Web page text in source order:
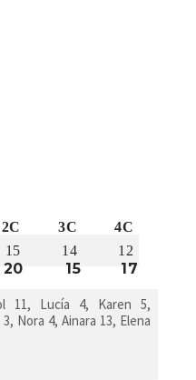
2C 3C 4C
15 14 12
20 15 17
11, Lucía 4, Karen 5,
Nora 4, Ainara 13, Elena